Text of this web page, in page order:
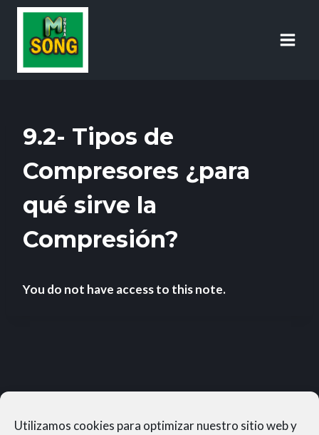
Utilizamos cookies para optimizar nuestro sitio web y
9.2- Tipos de
Compresores ¿para
qué sirve la
Compresión?
You do not have access to this note.